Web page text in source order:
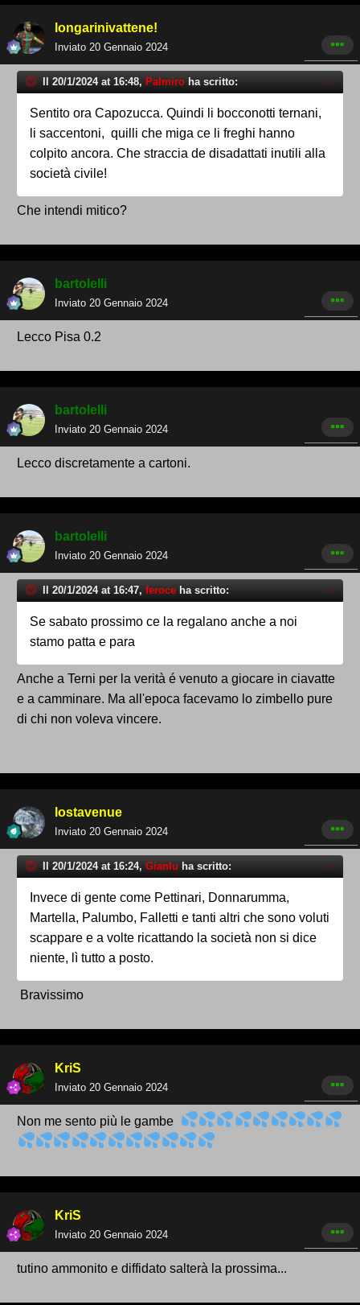
longarinivattene!
Inviato 20 Gennaio 2024
Il 20/1/2024 at 16:48, Palmiro ha scritto:
Sentito ora Capozucca. Quindi li bocconotti ternani,
li saccentoni, quilli che miga ce li freghi hanno
colpito ancora. Che straccia de disadattati inutili alla
società civile!
Che intendi mitico?
bartolelli
Inviato 20 Gennaio 2024
Lecco Pisa 0.2
bartolelli
Inviato 20 Gennaio 2024
Lecco discretamente a cartoni.
bartolelli
Inviato 20 Gennaio 2024
Il 20/1/2024 at 16:47, feroce ha scritto:
Se sabato prossimo ce la regalano anche a noi
stamo patta e para
Anche a Terni per la verità é venuto a giocare in ciavatte
e a camminare. Ma all'epoca facevamo lo zimbello pure
di chi non voleva vincere.
lostavenue
Inviato 20 Gennaio 2024
Il 20/1/2024 at 16:24, Gianlu ha scritto:
Invece di gente come Pettinari, Donnarumma,
Martella, Palumbo, Falletti e tanti altri che sono voluti
scappare e a volte ricattando la società non si dice
niente, lì tutto a posto.
Bravissimo
KriS
Inviato 20 Gennaio 2024
Non me sento più le gambe
KriS
Inviato 20 Gennaio 2024
tutino ammonito e diffidato salterà la prossima...